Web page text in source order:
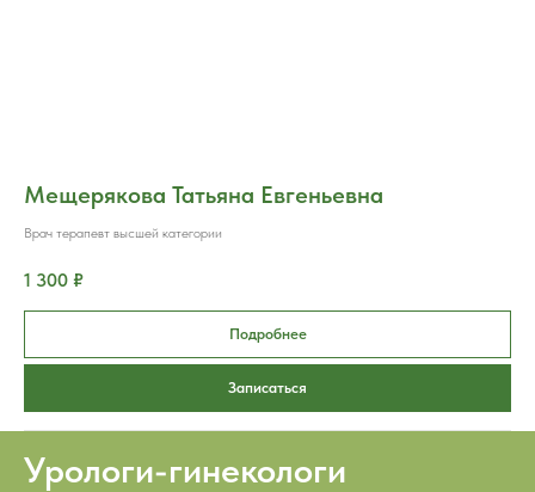
Мещерякова Татьяна Евгеньевна
Врач терапевт высшей категории
1 300 ₽
Подробнее
Записаться
Урологи-гинекологи